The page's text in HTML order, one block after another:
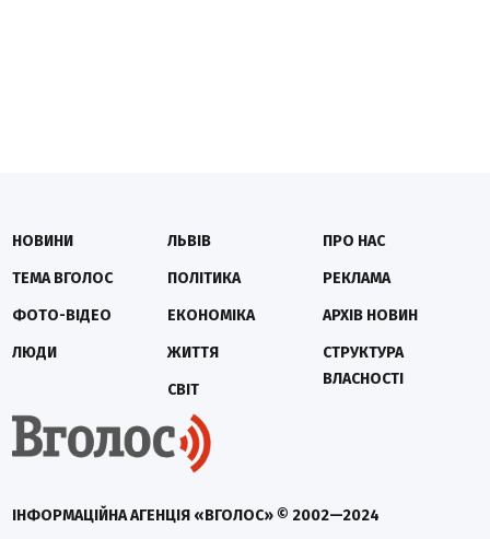
ІНФОРМАЦІЙНА АГЕНЦІЯ «ВГОЛОС» © 2002—2024
НОВИНИ
ТЕМА ВГОЛОС
ФОТО-ВІДЕО
ЛЮДИ
ЛЬВІВ
ПОЛІТИКА
ЕКОНОМІКА
ЖИТТЯ
СВІТ
ПРО НАС
РЕКЛАМА
АРХІВ НОВИН
СТРУКТУРА
ВЛАСНОСТІ